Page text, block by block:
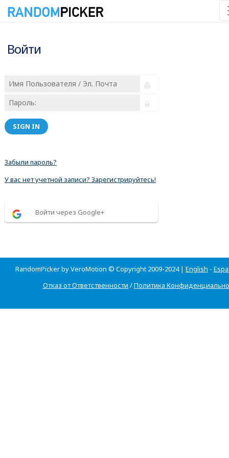
Войти
SIGN IN
Забыли пароль?
У вас нет учетной записи? Зарегистрируйтесь!
Войти через Google+
RandomPicker by VeroMotion © Copyright 2009-2024 | English -
Отказ от Ответственности /Политика